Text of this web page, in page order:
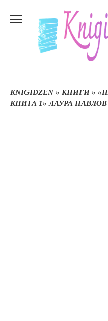
до
KNIGIDZEN» КНИГИ »
КНИГА 1» ЛАУРА ПАВЛОВ